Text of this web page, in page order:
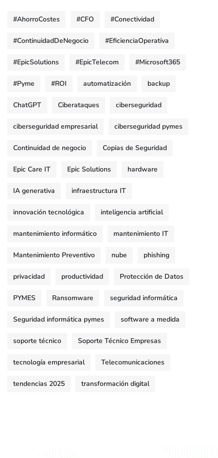
#AhorroCostes #CFO #Conectividad
#ContinuidadDeNegocio #EficienciaOperativa
#EpicSolutions #EpicTelecom #Microsoft365
#Pyme #ROI automatización backup
ChatGPT Ciberataques ciberseguridad
ciberseguridad empresarial ciberseguridad pymes
Continuidad de negocio Copias de Seguridad
Epic Care IT Epic Solutions hardware
IA generativa infraestructura IT
innovación tecnológica inteligencia artificial
mantenimiento informático mantenimiento IT
Mantenimiento Preventivo nube phishing
privacidad productividad Protección de Datos
PYMES Ransomware seguridad informática
Seguridad informática pymes software a medida
soporte técnico Soporte Técnico Empresas
tecnología empresarial Telecomunicaciones
tendencias 2025 transformación digital